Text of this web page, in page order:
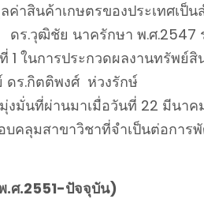
ค่าสินค้าเกษตรของประเทศเ
ร.วุฒิชัย นาครักษา พ.ศ.2547
1 ในการประกวดผลงานทรัพ
ดร.กิตติพงศ์ ห่วงรักษ์
งมั่นที่ผ่านมาเมื่อวันที่ 22 มีนา
บคลุมสาขาวิชาที่จำเป็นต่อการ
.ศ.2551-ปัจจุบัน)